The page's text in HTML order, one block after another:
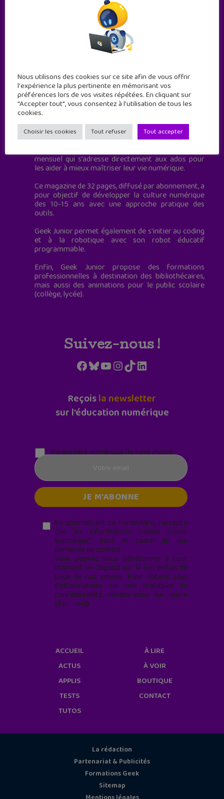
Geek Junior est le premier site de culture numérique
à destination des adolescents.
mensuel qui s’adresse directement aux ados pour
les aider à mieux maîtriser leur vie numérique.
Ce magazine de 32 pages, diffusé par abonnement, a
pour objectif de développer la culture numérique
des 10-15 ans avec une approche pratique des
outils.
Geek Junior permet également de s'initier au coding
et à la robotique avec son robot éducatif
programmable.
Enfin, Geek Junior propose des formations
professionnelles à destination des bibliothécaires,
mais aussi des animations pour le public scolaire
(collège, lycée).
Suivez-nous !
Facebook
Bluesky
YouTube
Instagram
TikTokLinkedIn
Reçoisla newsletter
sur l'éducation numérique
Parentalité numérique (le lundi matin)
En soumettant ce formulaire, j’accepte
que les informations saisies soient
exploitées* dans le cadre de ma
demande de contact.
Vous pouvez vous désabonner à tout
moment en cliquant sur le lien en bas de
page de nos emails. Pour obtenir plus
d'informations sur nos pratiques de
confidentialité, rendez-vous sur notre
site web
Nous utilisons des cookies sur ce site afin de vous offrir
l'expérience la plus pertinente en mémorisant vos
préférences lors de vos visites répétées. En cliquant sur
"Accepter tout", vous consentez à l'utilisation de tous les
cookies.
Choisir les cookies Tout refuser Tout accepter
ACCUEIL
ACTUS
APPLIS
TESTS
TUTOS
À LIRE
À VOIR
BOUTIQUE
CONTACT
La rédaction
Partenariat & Publicités
Formations Geek
Sitemap